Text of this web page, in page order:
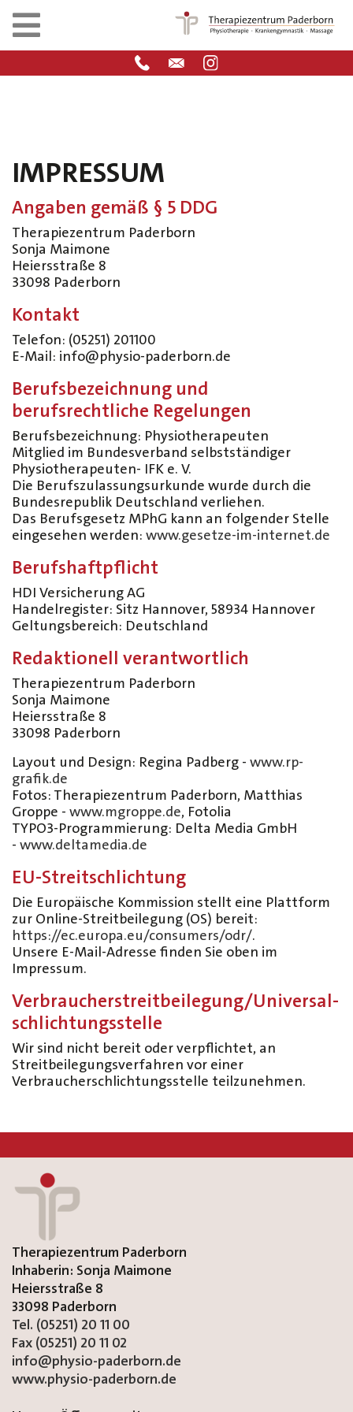
IMPRESSUM
Angaben gemäß § 5 DDG
Therapiezentrum Paderborn
Sonja Maimone
Heiersstraße 8
33098 Paderborn
Kontakt
Telefon: (05251) 201100
E-Mail: info@physio-paderborn.de
Berufsbezeichnung und
berufsrechtliche Regelungen
Berufsbezeichnung: Physiotherapeuten
Mitglied im Bundesverband selbstständiger
Physiotherapeuten- IFK e. V.
Die Berufszulassungsurkunde wurde durch die
Bundesrepublik Deutschland verliehen.
Das Berufsgesetz MPhG kann an folgender Stelle
eingesehen werden: www.gesetze-im-internet.de
Berufshaftpflicht
HDI Versicherung AG
Handelregister: Sitz Hannover, 58934 Hannover
Geltungsbereich: Deutschland
Redaktionell verantwortlich
Therapiezentrum Paderborn
Sonja Maimone
Heiersstraße 8
33098 Paderborn
Layout und Design: Regina Padberg - www.rp-
grafik.de
Fotos: Therapiezentrum Paderborn, Matthias
Groppe - www.mgroppe.de, Fotolia
TYPO3-Programmierung: Delta Media GmbH
- www.deltamedia.de
EU-Streitschlichtung
Die Europäische Kommission stellt eine Plattform
zur Online-Streitbeilegung (OS) bereit:
https://ec.europa.eu/consumers/odr/.
Unsere E-Mail-Adresse finden Sie oben im
Impressum.
Verbraucher­streit­beilegung/Universal­
schlichtungs­stelle
Wir sind nicht bereit oder verpflichtet, an
Streitbeilegungsverfahren vor einer
Verbraucherschlichtungsstelle teilzunehmen.
Therapiezentrum Paderborn
Inhaberin: Sonja Maimone
Heiersstraße 8
33098 Paderborn
Tel. (05251) 20 11 00
Fax (05251) 20 11 02
info@physio-paderborn.de
www.physio-paderborn.de